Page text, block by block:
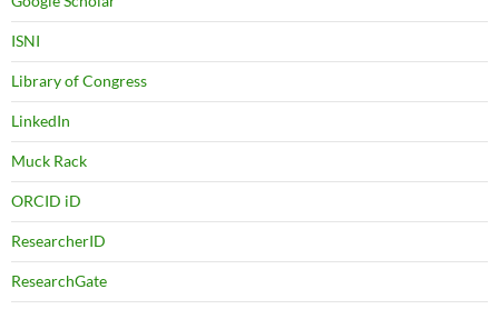
ISNI
Library of Congress
LinkedIn
Muck Rack
ORCID iD
ResearcherID
ResearchGate